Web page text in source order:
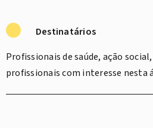
Destinatários
Profissionais de saúde, ação
profissionais com interesse nesta